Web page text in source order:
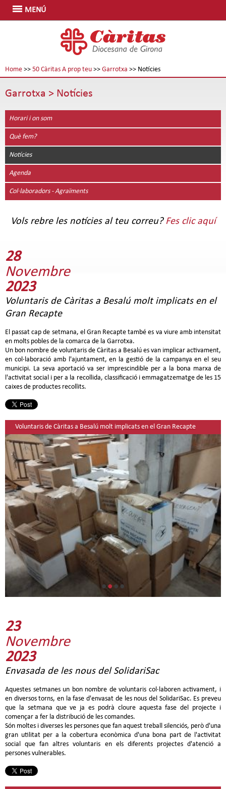
MENÚ
Home >> 50 Càritas A prop teu >> Garrotxa >> Notícies
Garrotxa > Notícies
Horari i on som
Què fem?
Notícies
Agenda
Col·laboradors - Agraïments
Vols rebre les notícies al teu correu? Fes clic aquí
28
Novembre
2023
Voluntaris de Càritas a Besalú molt implicats en el
Gran Recapte
El passat cap de setmana, el Gran Recapte també es va viure amb intensitat
en molts pobles de la comarca de la Garrotxa.
Un bon nombre de voluntaris de Càritas a Besalú es van implicar activament,
en col·laboració amb l'ajuntament, en la gestió de la campanya en el seu
municipi. La seva aportació va ser imprescindible per a la bona marxa de
l'activitat social i per a la recollida, classificació i emmagatzematge de les 15
caixes de productes recollits.
Voluntaris de Càritas a Besalú molt implicats en el Gran Recapte
••• •
23
Novembre
2023
Envasada de les nous del SolidariSac
Aquestes setmanes un bon nombre de voluntaris col·laboren activament, i
en diversos torns, en la fase d'envasat de les nous del SolidariSac. Es preveu
que la setmana que ve ja es podrà cloure aquesta fase del projecte i
començar a fer la distribució de les comandes.
Són moltes i diverses les persones que fan aquest treball silenciós, però d'una
gran utilitat per a la cobertura econòmica d'una bona part de l'activitat
social que fan altres voluntaris en els diferents projectes d'atenció a
persones vulnerables.